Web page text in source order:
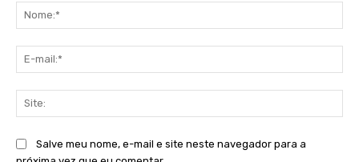
Salve meu nome, e-mail e site neste navegador para a